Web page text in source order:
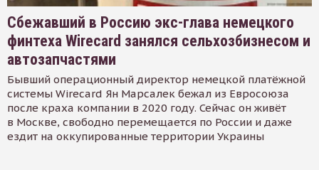
Сбежавший в Россию экс-глава немецкого
финтеха Wirecard занялся сельхозбизнесом и
автозапчастями
Бывший операционный директор немецкой платёжной
системы Wirecard Ян Марсалек бежал из Евросоюза
после краха компании в 2020 году. Сейчас он живёт
в Москве, свободно перемещается по России и даже
ездит на оккупированные территории Украины